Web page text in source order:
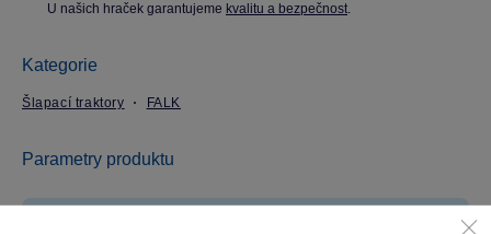
U našich hraček garantujeme kvalitu a bezpečnost.
Kategorie
Šlapací traktory FALK
Parametry produktu